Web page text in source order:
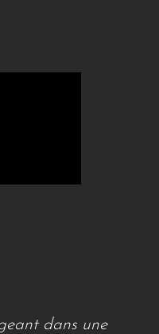
dans une